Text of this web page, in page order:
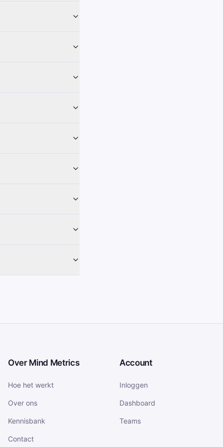
Over Mind Metrics
Hoe het werkt
Over ons
Kennisbank
Contact
Account
Inloggen
Dashboard
Teams